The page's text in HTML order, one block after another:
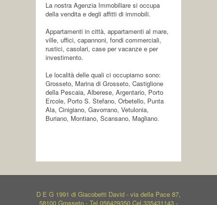
La nostra Agenzia Immobiliare si occupa
della vendita e degli affitti di immobili.
Appartamenti in città, appartamenti al mare,
ville, uffici, capannoni, fondi commerciali,
rustici, casolari, case per vacanze e per
investimento.
Le località delle quali ci occupiamo sono:
Grosseto, Marina di Grosseto, Castiglione
della Pescaia, Alberese, Argentario, Porto
Ercole, Porto S. Stefano, Orbetello, Punta
Ala, Cinigiano, Gavorrano, Vetulonia,
Buriano, Montiano, Scansano, Magliano.
D E G 1991 di Giacobetti David - via della Pace 87,
58100 Grosseto - Tel.056429350 Cel.335431143 -